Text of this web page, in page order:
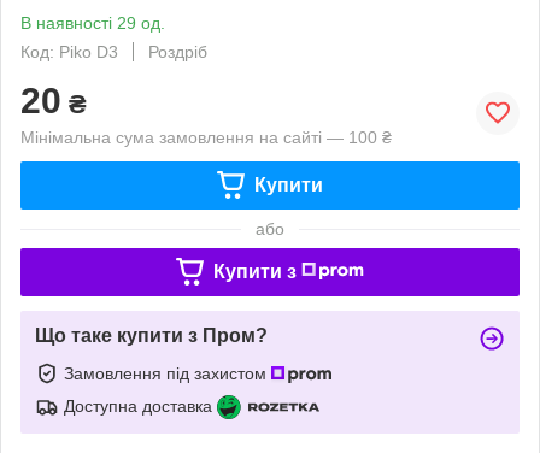
В наявності 29 од.
Код: Piko D3
Роздріб
20 ₴
Мінімальна сума замовлення на сайті — 100 ₴
Купити
або
Купити з
Що таке купити з Пром?
Замовлення під захистом
Доступна доставка